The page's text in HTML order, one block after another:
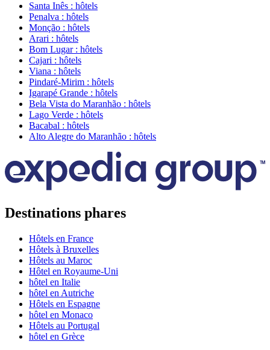
Santa Inês : hôtels
Penalva : hôtels
Monção : hôtels
Arari : hôtels
Bom Lugar : hôtels
Cajari : hôtels
Viana : hôtels
Pindaré-Mirim : hôtels
Igarapé Grande : hôtels
Bela Vista do Maranhão : hôtels
Lago Verde : hôtels
Bacabal : hôtels
Alto Alegre do Maranhão : hôtels
Destinations phares
Hôtels en France
Hôtels à Bruxelles
Hôtels au Maroc
Hôtel en Royaume-Uni
hôtel en Italie
hôtel en Autriche
Hôtels en Espagne
hôtel en Monaco
Hôtels au Portugal
hôtel en Grèce